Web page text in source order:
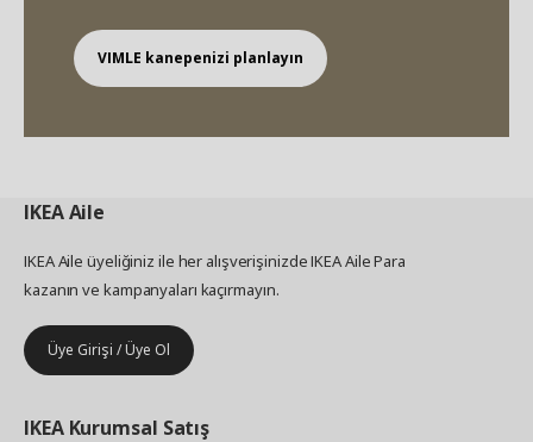
VIMLE kanepenizi planlayın
IKEAAile
IKEA Aile üyeliğiniz ile her alışverişinizde IKEA Aile Para
kazanın ve kampanyaları kaçırmayın.
Üye Girişi / Üye Ol
IKEA Kurumsal Satış